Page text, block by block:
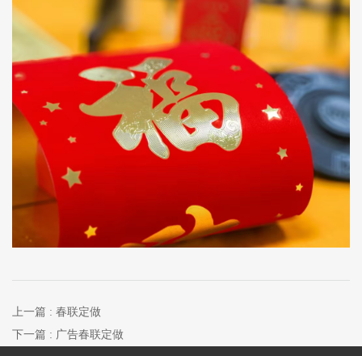
上一篇 : 春联定做
下一篇 : 广告春联定做